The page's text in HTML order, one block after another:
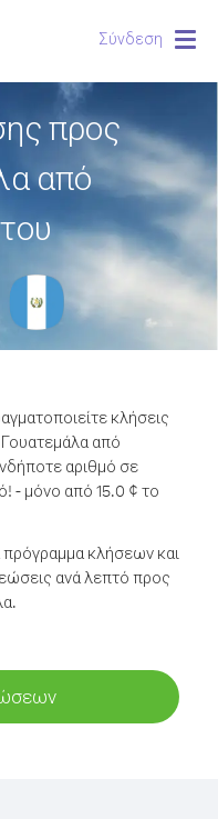
Σύνδεση
προς
από
κλήσεις
από
αριθμό σε
- μόνο από 15.0 ¢ το
κλήσεων και
ανά λεπτό προς